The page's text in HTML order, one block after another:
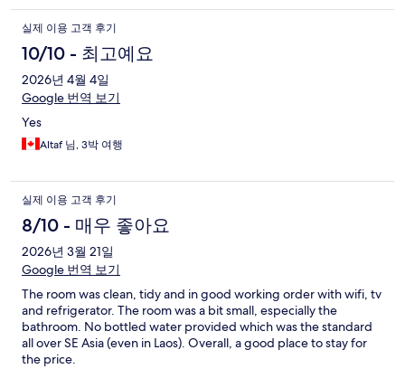
실제 이용 고객 후기
10/10 - 최고예요
2026년 4월 4일
Google 번역 보기
Yes
Altaf 님, 3박 여행
실제 이용 고객 후기
8/10 - 매우 좋아요
2026년 3월 21일
Google 번역 보기
The room was clean, tidy and in good working order with wifi, tv
and refrigerator. The room was a bit small, especially the
bathroom. No bottled water provided which was the standard
all over SE Asia (even in Laos). Overall, a good place to stay for
the price.